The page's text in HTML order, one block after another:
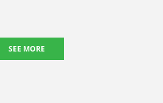
SEE MORE